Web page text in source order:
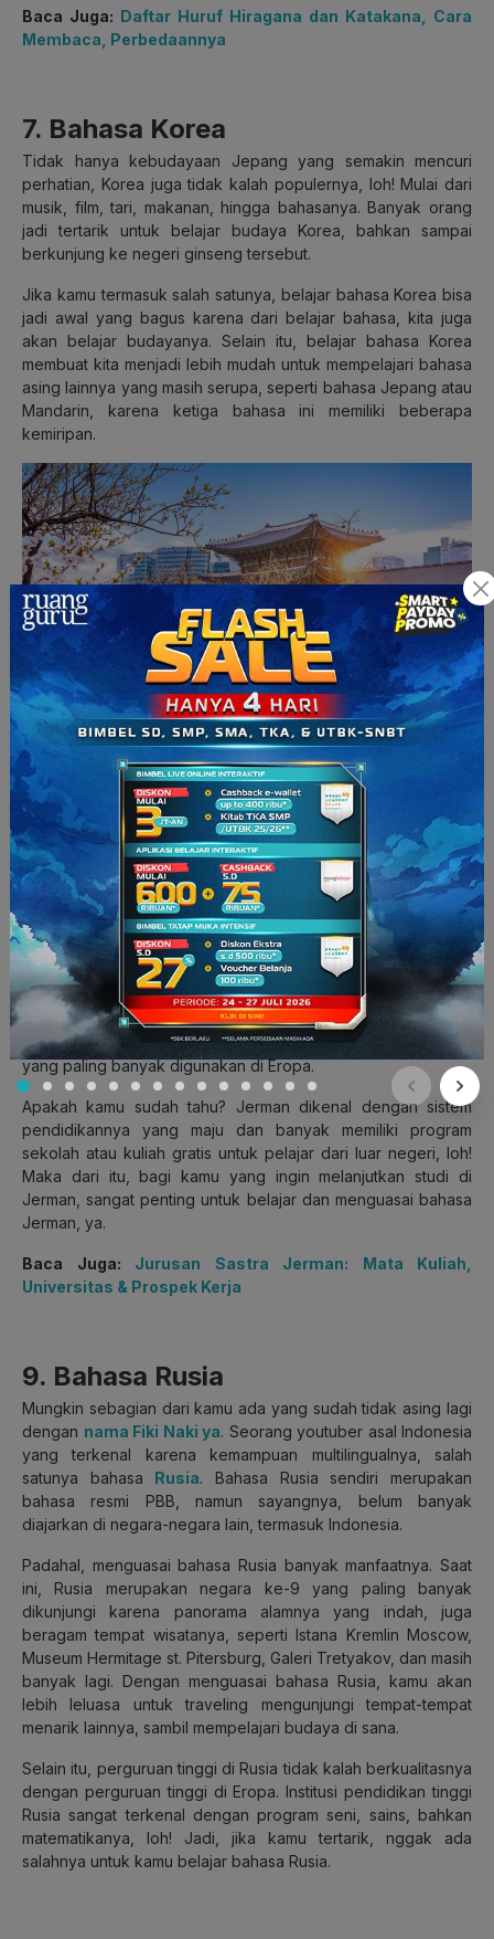
Baca Juga: Daftar Huruf Hiragana dan Katakana, Cara
Membaca, Perbedaannya
7. Bahasa Korea
Tidak hanya kebudayaan Jepang yang semakin mencuri
perhatian, Korea juga tidak kalah populernya, loh! Mulai dari
musik, film, tari, makanan, hingga bahasanya. Banyak orang
jadi tertarik untuk belajar budaya Korea, bahkan sampai
berkunjung ke negeri ginseng tersebut.
Jika kamu termasuk salah satunya, belajar bahasa Korea bisa
jadi awal yang bagus karena dari belajar bahasa, kita juga
akan belajar budayanya. Selain itu, belajar bahasa Korea
membuat kita menjadi lebih mudah untuk mempelajari bahasa
asing lainnya yang masih serupa, seperti bahasa Jepang atau
Mandarin, karena ketiga bahasa ini memiliki beberapa
kemiripan.
Tertarik untuk berwisata ke Korea? (Sumber:
getyourguide.com)
Baca Juga:
Belajar Huruf Korea (Hangul): Macam-
Macam Huruf, Cara Membaca, Pelafalan, dan Cara
Menulisnya
8. Bahasa Jerman
Bahasa Jerman juga merupakan bahasa terpenting kedua di
dunia dalam bidang ilmu pengetahuan. Hal ini karena Jerman
menempati peringkat ketiga untuk kontribusi di bidang
litbang, serta menyediakan banyak beasiswa penelitian untuk
ilmuwan asing. Selain itu, bahasa Jerman juga menjadi bahasa
yang paling banyak digunakan di Eropa.
Apakah kamu sudah tahu? Jerman dikenal dengan sistem
pendidikannya yang maju dan banyak memiliki program
sekolah atau kuliah gratis untuk pelajar dari luar negeri, loh!
Maka dari itu, bagi kamu yang ingin melanjutkan studi di
Jerman, sangat penting untuk belajar dan menguasai bahasa
Jerman, ya.
Baca Juga: Jurusan Sastra Jerman: Mata Kuliah,
Universitas & Prospek Kerja
9. Bahasa Rusia
Mungkin sebagian dari kamu ada yang sudah tidak asing lagi
dengan nama Fiki Naki ya. Seorang youtuber asal Indonesia
yang terkenal karena kemampuan multilingualnya, salah
satunya bahasa Rusia. Bahasa Rusia sendiri merupakan
bahasa resmi PBB, namun sayangnya, belum banyak
diajarkan di negara-negara lain, termasuk Indonesia.
Padahal, menguasai bahasa Rusia banyak manfaatnya. Saat
ini, Rusia merupakan negara ke-9 yang paling banyak
dikunjungi karena panorama alamnya yang indah, juga
beragam tempat wisatanya, seperti Istana Kremlin Moscow,
Museum Hermitage st. Pitersburg, Galeri Tretyakov, dan masih
banyak lagi. Dengan menguasai bahasa Rusia, kamu akan
lebih leluasa untuk traveling mengunjungi tempat-tempat
menarik lainnya, sambil mempelajari budaya di sana.
Selain itu, perguruan tinggi di Rusia tidak kalah berkualitasnya
dengan perguruan tinggi di Eropa. Institusi pendidikan tinggi
Rusia sangat terkenal dengan program seni, sains, bahkan
matematikanya, loh! Jadi, jika kamu tertarik, nggak ada
salahnya untuk kamu belajar bahasa Rusia.